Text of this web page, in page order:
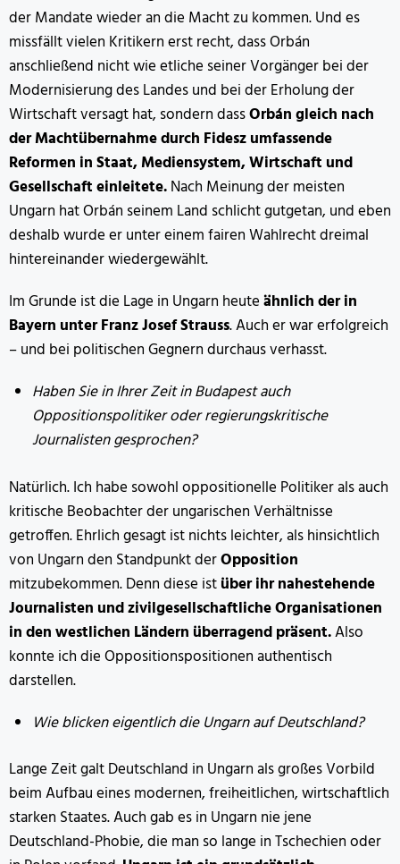
der Mandate wieder an die Macht zu kommen. Und es
missfällt vielen Kritikern erst recht, dass Orbán
anschließend nicht wie etliche seiner Vorgänger bei der
Modernisierung des Landes und bei der Erholung der
Wirtschaft versagt hat, sondern dassOrbán gleich nach
der Machtübernahme durch Fidesz umfassende
Reformen in Staat, Mediensystem, Wirtschaft und
Gesellschaft einleitete.Nach Meinung der meisten
Ungarn hat Orbán seinem Land schlicht gutgetan, und eben
deshalb wurde er unter einem fairen Wahlrecht dreimal
hintereinander wiedergewählt.
Im Grunde ist die Lage in Ungarn heuteähnlich der in
Bayern unter Franz Josef Strauss. Auch er war erfolgreich
– und bei politischen Gegnern durchaus verhasst.
Haben Sie in Ihrer Zeit in Budapest auch
Oppositionspolitiker oder regierungskritische
Journalisten gesprochen?
Natürlich. Ich habe sowohl oppositionelle Politiker als auch
kritische Beobachter der ungarischen Verhältnisse
getroffen. Ehrlich gesagt ist nichts leichter, als hinsichtlich
von Ungarn den Standpunkt derOpposition
mitzubekommen. Denn diese istüber ihr nahestehende
Journalisten und zivilgesellschaftliche Organisationen
in den westlichen Ländern überragend präsent.Also
konnte ich die Oppositionspositionen authentisch
darstellen.
Wie blicken eigentlich die Ungarn auf Deutschland?
Lange Zeit galt Deutschland in Ungarn als großes Vorbild
beim Aufbau eines modernen, freiheitlichen, wirtschaftlich
starken Staates. Auch gab es in Ungarn nie jene
Deutschland-Phobie, die man so lange in Tschechien oder